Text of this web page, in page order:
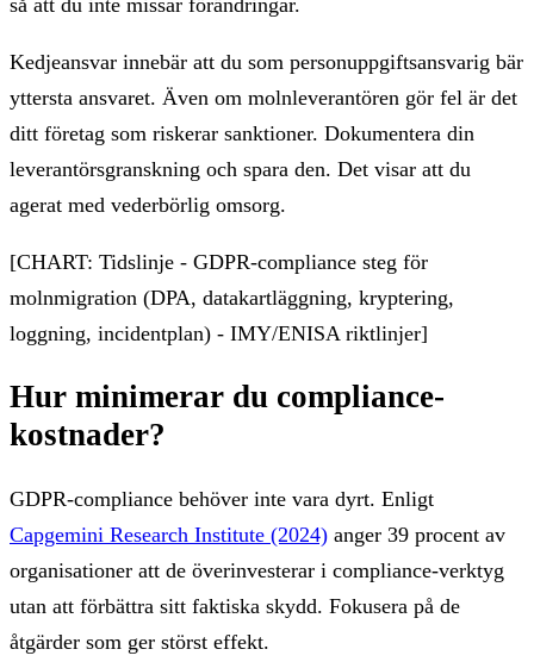
Kedjeansvar innebär att du som personuppgiftsansvarig bär
yttersta ansvaret. Även om molnleverantören gör fel är det
ditt företag som riskerar sanktioner. Dokumentera din
leverantörsgranskning och spara den. Det visar att du
agerat med vederbörlig omsorg.
[CHART: Tidslinje - GDPR-compliance steg för
molnmigration (DPA, datakartläggning, kryptering,
loggning, incidentplan) - IMY/ENISA riktlinjer]
Hur minimerar du compliance-
kostnader?
GDPR-compliance behöver inte vara dyrt. Enligt
Capgemini Research Institute (2024) anger 39 procent av
organisationer att de överinvesterar i compliance-verktyg
utan att förbättra sitt faktiska skydd. Fokusera på de
åtgärder som ger störst effekt.